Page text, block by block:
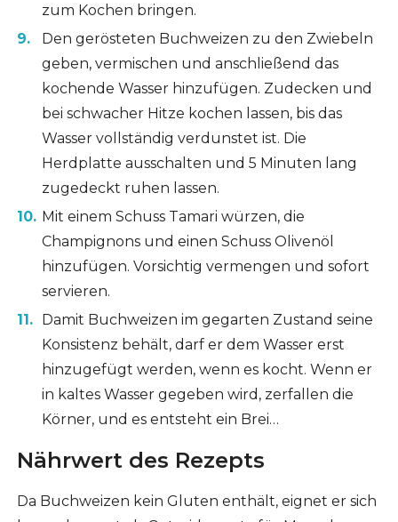
zum Kochen bringen.
Den gerösteten Buchweizen zu den Zwiebeln
geben, vermischen und anschließend das
kochende Wasser hinzufügen. Zudecken und
bei schwacher Hitze kochen lassen, bis das
Wasser vollständig verdunstet ist. Die
Herdplatte ausschalten und 5 Minuten lang
zugedeckt ruhen lassen.
Mit einem Schuss Tamari würzen, die
Champignons und einen Schuss Olivenöl
hinzufügen. Vorsichtig vermengen und sofort
servieren.
Damit Buchweizen im gegarten Zustand seine
Konsistenz behält, darf er dem Wasser erst
hinzugefügt werden, wenn es kocht. Wenn er
in kaltes Wasser gegeben wird, zerfallen die
Körner, und es entsteht ein Brei…
Nährwert des Rezepts
Da Buchweizen kein Gluten enthält, eignet er sich